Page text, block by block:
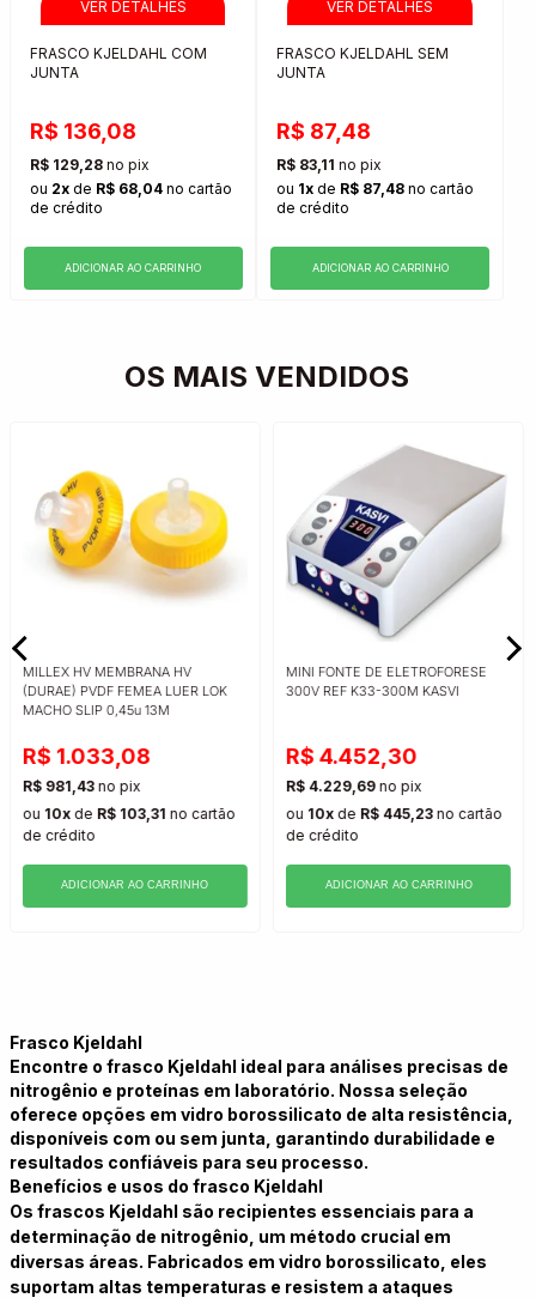
FRASCO KJELDAHL COM
JUNTA
R$ 136,08
R$ 129,28 no pix
ou 2x de R$ 68,04 no cartão
de crédito
ADICIONAR AO CARRINHO
FRASCO KJELDAHL SEM
JUNTA
R$ 87,48
R$ 83,11 no pix
ou 1x de R$ 87,48 no cartão
de crédito
ADICIONAR AO CARRINHO
OS MAIS VENDIDOS
MILLEX HV MEMBRANA HV
(DURAE) PVDF FEMEA LUER LOK
MACHO SLIP 0,45u 13M
R$ 1.033,08
R$ 981,43no pix
ou 10xde R$ 103,31 no cartão
de crédito
ADICIONAR AO CARRINHO
MINI FONTE DE ELETROFORESE
300V REF K33-300M KASVI
R$ 4.452,30
R$ 4.229,69 no pix
ou 10x de R$ 445,23 no cartão
de crédito
ADICIONAR AO CARRINHO
Frasco Kjeldahl
Encontre o frasco Kjeldahl ideal para análises precisas de
nitrogênio e proteínas em laboratório. Nossa seleção
oferece opções em vidro borossilicato de alta resistência,
disponíveis com ou sem junta, garantindo durabilidade e
resultados confiáveis para seu processo.
Benefícios e usos do frasco Kjeldahl
Os frascos Kjeldahl são recipientes essenciais para a
determinação de nitrogênio, um método crucial em
diversas áreas. Fabricados em vidro borossilicato, eles
suportam altas temperaturas e resistem a ataques